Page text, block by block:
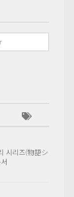
시리즈(物語シ